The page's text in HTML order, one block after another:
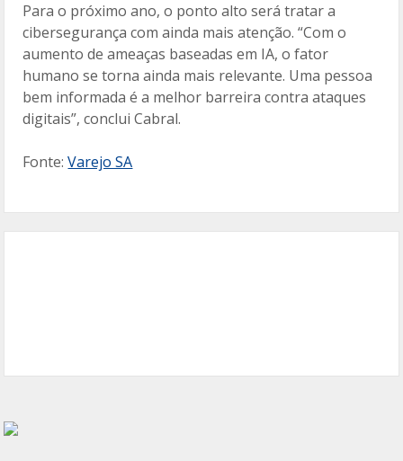
Para o próximo ano, o ponto alto será tratar a
cibersegurança com ainda mais atenção. “Com o
aumento de ameaças baseadas em IA, o fator
humano se torna ainda mais relevante. Uma pessoa
bem informada é a melhor barreira contra ataques
digitais”, conclui Cabral.
Fonte:Varejo SA